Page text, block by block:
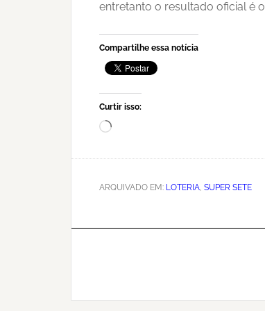
entretanto o resultado oficial é
Compartilhe essa notícia
Curtir isso:
Carregando...
ARQUIVADO EM: LOTERIA, SUPER SETE